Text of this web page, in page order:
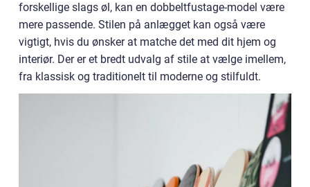
forskellige slags øl, kan en dobbeltfustage-model være
mere passende. Stilen på anlægget kan også være
vigtigt, hvis du ønsker at matche det med dit hjem og
interiør. Der er et bredt udvalg af stile at vælge imellem,
fra klassisk og traditionelt til moderne og stilfuldt.